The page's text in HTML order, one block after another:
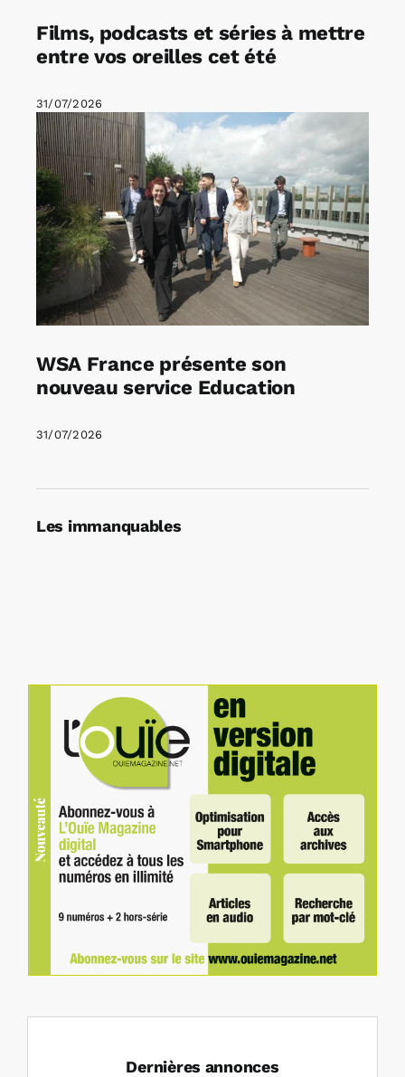
Films, podcasts et séries à mettre
entre vos oreilles cet été
31/07/2026
WSA France présente son
nouveau service Education
31/07/2026
Les immanquables
Dernières annonces